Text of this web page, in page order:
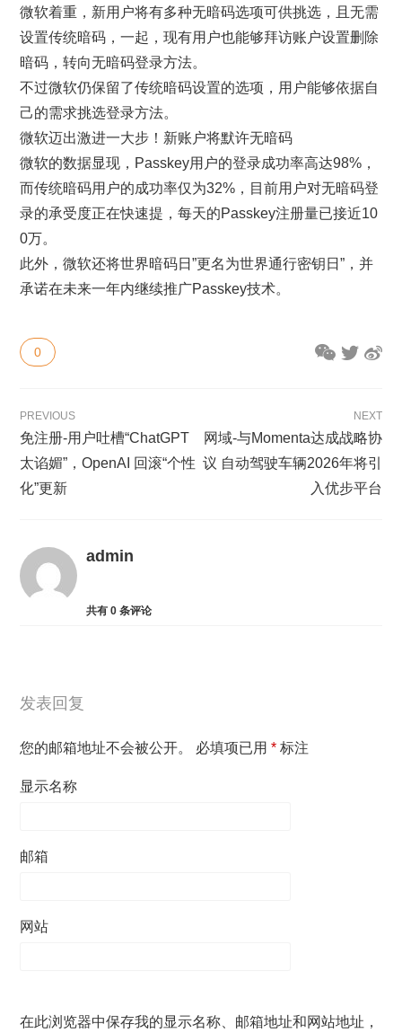
微软着重，新用户将有多种无暗码选项可供挑选，且无需
设置传统暗码，一起，现有用户也能够拜访账户设置删除
暗码，转向无暗码登录方法。
不过微软仍保留了传统暗码设置的选项，用户能够依据自
己的需求挑选登录方法。
微软迈出激进一大步！新账户将默许无暗码
微软的数据显现，Passkey用户的登录成功率高达98%，
而传统暗码用户的成功率仅为32%，目前用户对无暗码登
录的承受度正在快速提，每天的Passkey注册量已接近10
0万。
此外，微软还将世界暗码日”更名为世界通行密钥日”，并
承诺在未来一年内继续推广Passkey技术。
0
PREVIOUS
免注册-用户吐槽“ChatGPT
太谄媚”，OpenAI 回滚“个性
化”更新
NEXT
网域-与Momenta达成战略协
议 自动驾驶车辆2026年将引
入优步平台
admin
共有0 条评论
发表回复
您的邮箱地址不会被公开。 必填项已用* 标注
显示名称
邮箱
网站
在此浏览器中保存我的显示名称、邮箱地址和网站地址，